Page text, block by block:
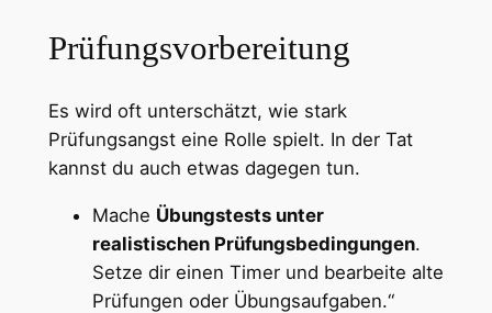
Prüfungsvorbereitung
Es wird oft unterschätzt, wie stark
Prüfungsangst eine Rolle spielt. In der Tat
kannst du auch etwas dagegen tun.
Mache Übungstests unter
realistischen Prüfungsbedingungen.
Setze dir einen Timer und bearbeite alte
Prüfungen oder Übungsaufgaben.“